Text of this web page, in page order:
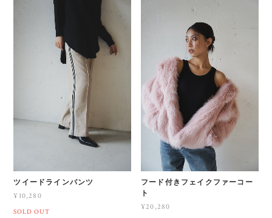
ツイードラインパンツ
¥10,280
SOLD OUT
フード付きフェイクファーコー
ト
¥20,280